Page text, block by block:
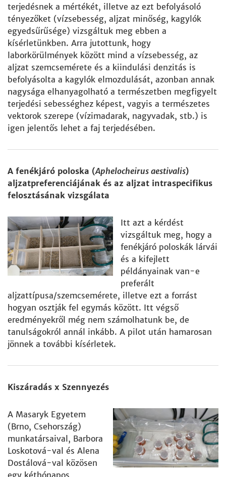
terjedésnek a mértékét, illetve az ezt befolyásoló
tényezőket (vízsebesség, aljzat minőség, kagylók
egyedsűrűsége) vizsgáltuk meg ebben a
kísérletünkben. Arra jutottunk, hogy
laborkörülmények között mind a vízsebesség, az
aljzat szemcsemérete és a kiindulási denzitás is
befolyásolta a kagylók elmozdulását, azonban annak
nagysága elhanyagolható a természetben megfigyelt
terjedési sebességhez képest, vagyis a természetes
vektorok szerepe (vízimadarak, nagyvadak, stb.) is
igen jelentős lehet a faj terjedésében.
A fenékjáró poloska (Aphelocheirus aestivalis)
aljzatpreferenciájának és az aljzat intraspecifikus
felosztásának vizsgálata
Itt azt a kérdést
vizsgáltuk meg, hogy a
fenékjáró poloskák lárvái
és a kifejlett
példányainak van-e
preferált
aljzattípusa/szemcsemérete, illetve ezt a forrást
hogyan osztják fel egymás között. Itt végső
eredményekről még nem számolhatunk be, de
tanulságokról annál inkább. A pilot után hamarosan
jönnek a további kísérletek.
Kiszáradás x Szennyezés
A Masaryk Egyetem
(Brno, Csehország)
munkatársaival, Barbora
Loskotová-val és Alena
Dostálová-val közösen
egy kéthónapos